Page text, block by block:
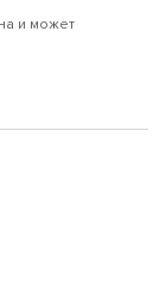
и может